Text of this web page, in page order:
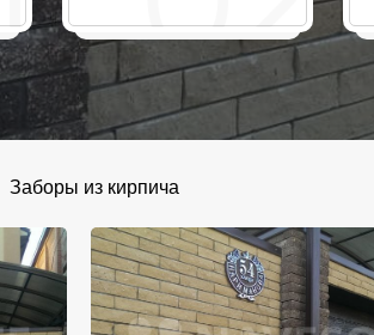
Заборы из кирпича